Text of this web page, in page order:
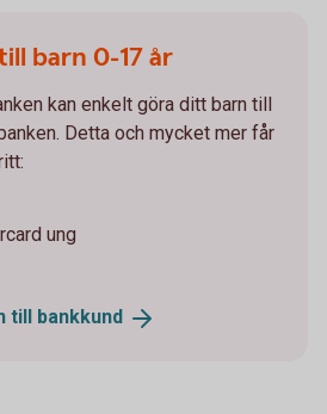
barn 0-17 år
kan enkelt göra ditt barn till
Detta och mycket mer får
ung
till bankkund